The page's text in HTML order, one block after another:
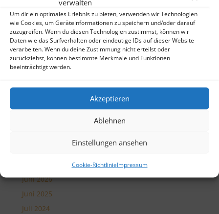
verwalten
Um dir ein optimales Erlebnis zu bieten, verwenden wir Technologien
wie Cookies, um Geräteinformationen zu speichern und/oder darauf
zuzugreifen. Wenn du diesen Technologien zustimmst, können wir
Daten wie das Surfverhalten oder eindeutige IDs auf dieser Website
verarbeiten. Wenn du deine Zustimmung nicht erteilst oder
zurückziehst, können bestimmte Merkmale und Funktionen
beeinträchtigt werden.
Akzeptieren
Ablehnen
Einstellungen ansehen
Cookie-RichtlinieImpressum
Lincoln – Edinburgh – Isle of Mull
Notizen aus Budapest
Auf den Spuren der Katharer
Wie viel Heimat braucht der Mensch?
Im Glastal
und Barock und zurück ins Heute
Ein Sommerabend im Norden
Juni 2026
Juni 2025
Juli 2024